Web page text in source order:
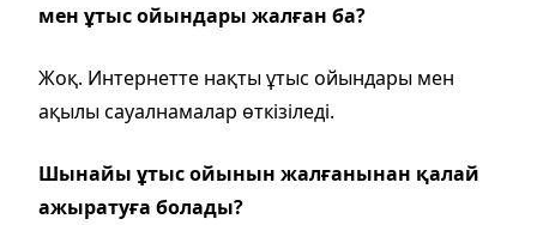
мен ұтыс ойындары жалған ба?
Жоқ. Интернетте нақты ұтыс ойындары мен
ақылы сауалнамалар өткізіледі.
Шынайы ұтыс ойынын жалғанынан қалай
ажыратуға болады?